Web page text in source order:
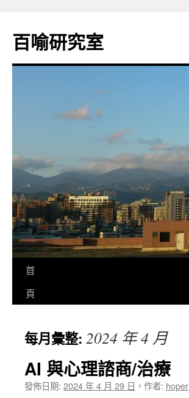
百喻研究室
跳
要
容
首
頁
每月彙整: 2024 年 4 月
AI 與心理諮商/治療
發佈日期: 2024 年 4 月 29 日 ， 作者: hoper